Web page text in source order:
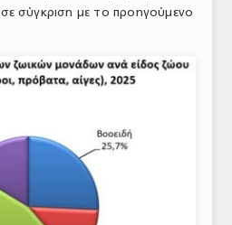
σε σύγκριση με το προηγούμενο